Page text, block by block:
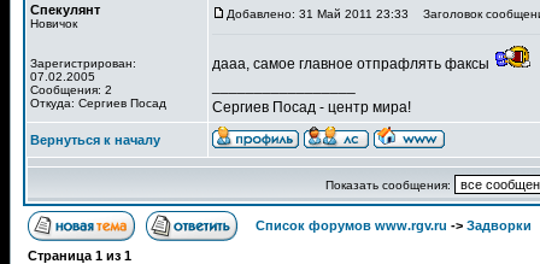
Спекулянт
Новичок
Зарегистрирован:
07.02.2005
Сообщения: 2
Откуда: Сергиев Посад
Добавлено: 31 Май 2011 23:33 Заголовок
дааа, самое главное отпрафлять факсы
Сергиев Посад - центр мира!
Вернуться к началу
Показать сообщения:
Список форумов www.rgv.ru -> Задворки
Страница 1 из 1